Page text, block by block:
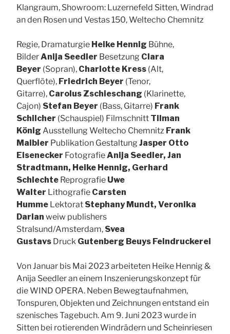
Klangraum, Showroom: Luzernefeld Sitten, Windrad
an den Rosen und Vestas 150, Weltecho Chemnitz
Regie, Dramaturgie Heike Hennig Bühne,
BilderAnija Seedler Besetzung Clara
Beyer (Sopran), Charlotte Kress (Alt,
Querflöte), Friedrich Beyer (Tenor,
Gitarre), Carolus Zschieschang (Klarinette,
Cajon) Stefan Beyer (Bass, Gitarre) Frank
Schilcher (Schauspiel) Filmschnitt Tilman
König Ausstellung Weltecho Chemnitz Frank
Maibier Publikation Gestaltung Jasper Otto
Eisenecker FotografieAnija Seedler, Jan
Stradtmann, Heike Hennig, Gerhard
Schlechte Reprografie Uwe
Walter Lithografie Carsten
Humme Lektorat Stephany Mundt, Veronika
Darian weiw publishers
Stralsund/Amsterdam, Svea
Gustavs Druck Gutenberg Beuys Feindruckerei
Von Januar bis Mai 2023 arbeiteten Heike Hennig &
Anija Seedler an einem Inszenierungskonzept für
die WIND OPERA. Neben Bewegtaufnahmen,
Tonspuren, Objekten und Zeichnungen entstand ein
szenisches Tagebuch. Am 9. Juni 2023 wurde in
Sitten bei rotierenden Windrädern und Scheinriesen